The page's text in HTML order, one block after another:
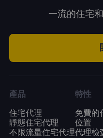
residential proxy,
3. Unlimited
account
to send requests
一流的住宅
產品
住宅代理
靜態住宅代理
不限流量住宅代理
特性
免費的
位置
代理檢